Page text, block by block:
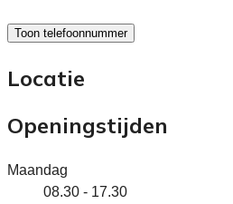
Toon telefoonnummer
Locatie
Openingstijden
Maandag
08.30 - 17.30